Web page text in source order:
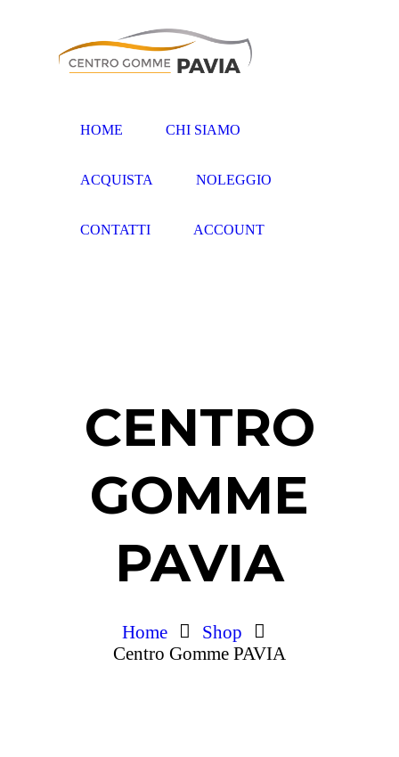
HOME CHI SIAMO
ACQUISTA NOLEGGIO
CONTATTI ACCOUNT
CENTRO
GOMME
PAVIA
Home
Shop
Centro Gomme PAVIA